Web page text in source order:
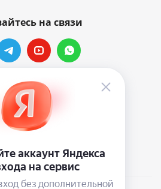
на связи
контакты
info@vinylmarkt.ru